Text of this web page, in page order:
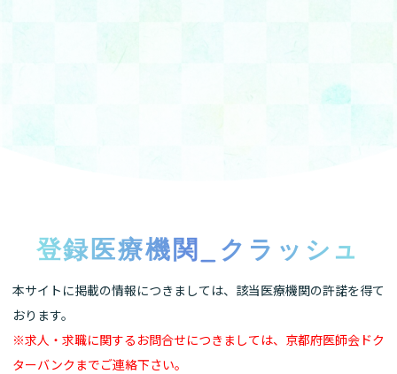
登録医療機関_クラッシュ
本サイトに掲載の情報につきましては、該当医療機関の許諾を得て
おります。
※求人・求職に関するお問合せにつきましては、京都府医師会ドク
ターバンクまでご連絡下さい。